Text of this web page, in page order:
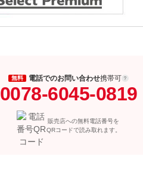
無料 電話でのお問い合わせ携帯可
0078-6045-0819
販売店への無料電話番号を
QRコードで読み取れます。